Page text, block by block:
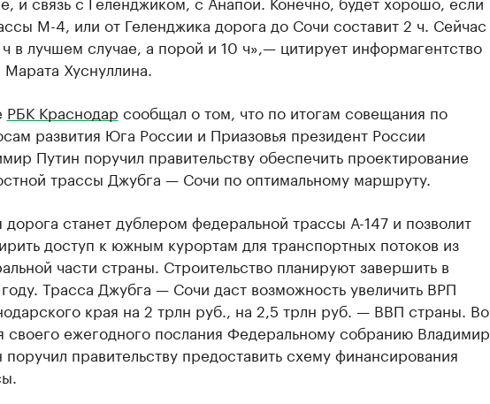
М-4, или от Геленджика дорога до Сочи составит 2 ч. Сейчас
в лучшем случае, а порой и 10 ч»,— цитирует информагентство
Марата Хуснуллина.
РБК Краснодар сообщал о том, что по итогам совещания по
развития Юга России и Приазовья президент России
Путин поручил правительству обеспечить проектирование
трассы Джубга — Сочи по оптимальному маршруту.
дорога станет дублером федеральной трассы А-147 и позволит
доступ к южным курортам для транспортных потоков из
части страны. Строительство планируют завершить в
Трасса Джубга — Сочи даст возможность увеличить ВРП
края на 2 трлн руб., на 2,5 трлн руб. — ВВП страны. Во
своего ежегодного послания Федеральному собранию Владимир
поручил правительству предоставить схему финансирования